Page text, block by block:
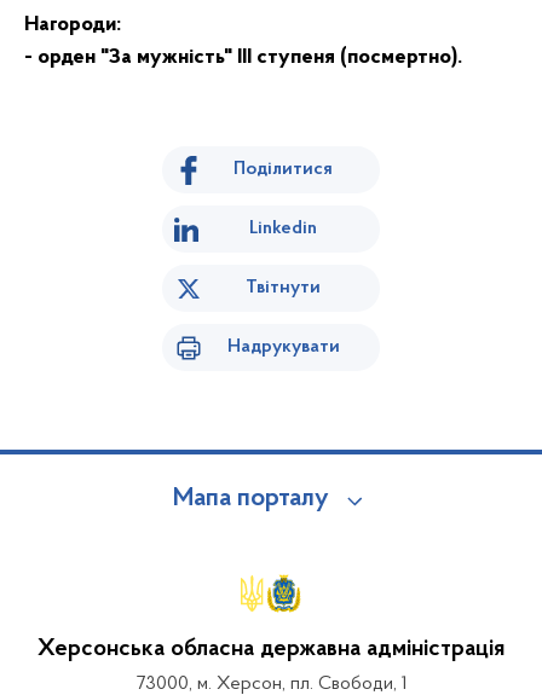
Нагороди:
- орден "За мужність" III ступеня (посмертно).
Поділитися
Linkedin
Твітнути
Надрукувати
Мапа порталу
Херсонська обласна державна адміністрація
73000, м. Херсон, пл. Свободи, 1